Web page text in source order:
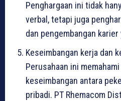
Penghargaan ini tidak
verbal, tetapi juga
dan pengembangan
Keseimbangan kerja dan
Perusahaan ini
keseimbangan antara
pribadi. PT Rhemacom